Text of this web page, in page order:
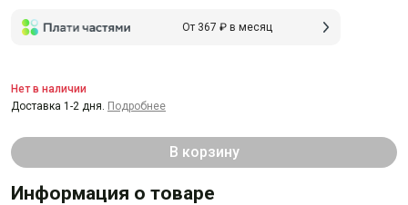
От 367 ₽ в месяц
В корзину
Нет в наличии
Доставка 1-2 дня. Подробнее
Информация о товаре